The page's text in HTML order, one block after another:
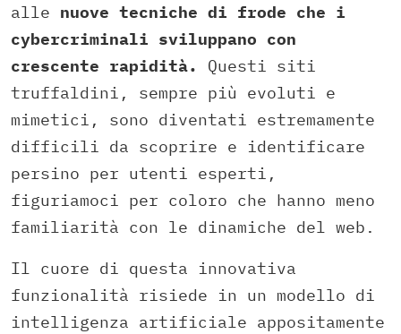
alle nuove tecniche di frode che i
cybercriminali sviluppano con
crescente rapidità.
Questi siti
truffaldini, sempre più evoluti e
mimetici, sono diventati estremamente
difficili da scoprire e identificare
persino per utenti esperti,
figuriamoci per coloro che hanno meno
familiarità con le dinamiche del web.
Il cuore di questa innovativa
funzionalità risiede in un modello di
intelligenza artificiale appositamente